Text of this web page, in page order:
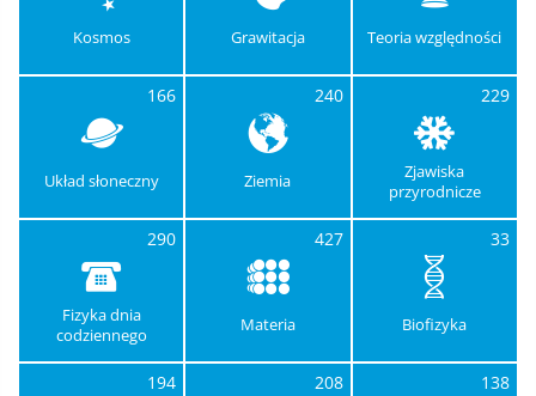
Kosmos Grawitacja Teoria względności
166
Układ słoneczny
240
Ziemia
229
Zjawiska
przyrodnicze
290
Fizyka dnia
codziennego
427
Materia
33
Biofizyka
194 208 138